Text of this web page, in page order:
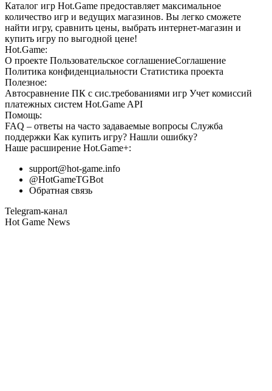
Каталог игр Hot.Game предоставляет максимальное
количество игр и ведущих магазинов. Вы легко сможете
найти игру, сравнить цены, выбрать интернет-магазин и
купить игру по выгодной цене!
Hot.Game:
О проекте Пользовательское соглашениеСоглашение
Политика конфиденциальности Статистика проекта
Полезное:
Автосравнение ПК с сис.требованиями игр Учет комиссий
платежных систем Hot.Game API
Помощь:
FAQ – ответы на часто задаваемые вопросы Служба
поддержки Как купить игру? Нашли ошибку?
Наше расширение Hot.Game+:
support@hot-game.info
@HotGameTGBot
Обратная связь
Telegram-канал
Hot Game News